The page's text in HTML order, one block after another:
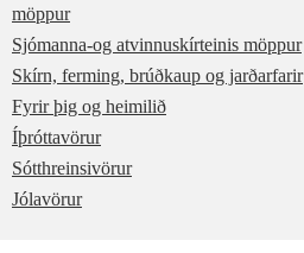
möppur
Sjómanna-og atvinnuskírteinis möppur
Skírn, ferming, brúðkaup og jarðarfarir
Fyrir þig og heimilið
Íþróttavörur
Sótthreinsivörur
Jólavörur